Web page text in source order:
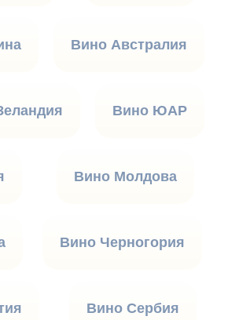
Вино Австралия
Вино ЮАР
Вино Молдова
Вино Черногория
Вино Сербия